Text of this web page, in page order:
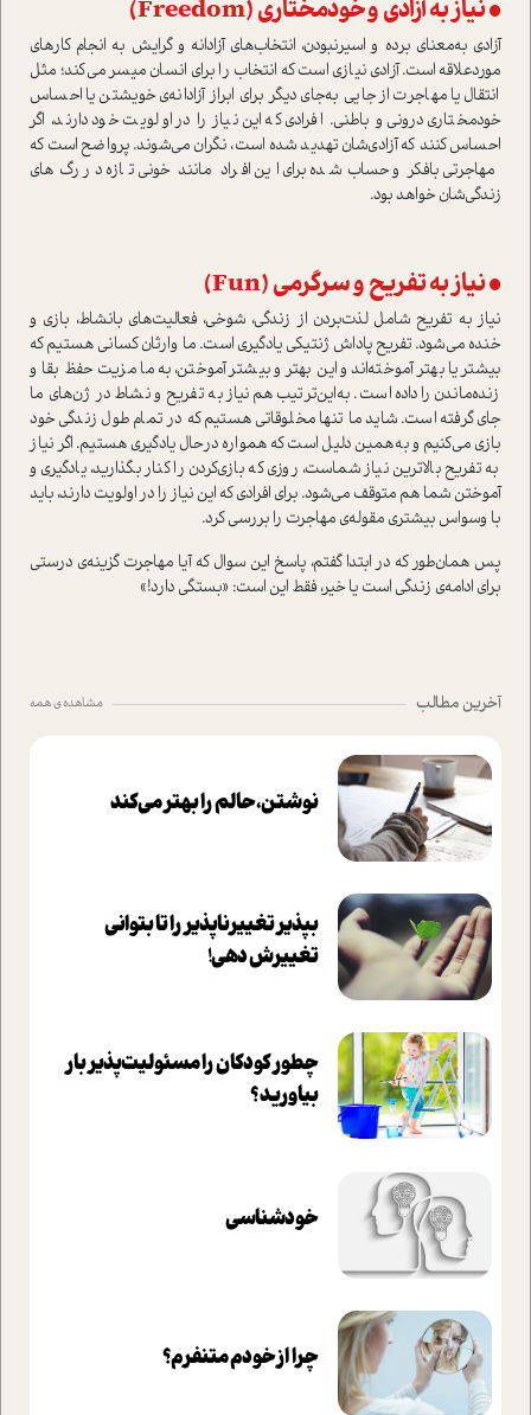
• نیاز به آزادی و خودمختاری (Freedom)
آزادی به‌معنای برده و اسیر‌نبودن، انتخاب‌های آزادانه و گرایش به انجام کارهای
موردعلاقه ا‌ست. آزادی نیازی ا‌ست که انتخاب را برای انسان میسر می‌کند؛ مثل
انتقال یا مهاجرت از جایی به‌جای دیگر برای ابراز آزادانه‌ی خویشتن یا احساس
خودمختاری درونی و باطنی. افرادی که این نیاز را در اولویت خود دارند‌، اگر
احساس کنند که آزادی‌شان تهدید شده ا‌ست، نگران می‌شوند. پرواضح ا‌ست که
مهاجرتی بافکر و حساب‌شده برای این افراد مانند خونی تازه در رگ‌های
زندگی‌شان خواهد بود.
• نیاز به تفریح و سرگرمی (Fun)
نیاز به تفریح شامل لذت‌بردن از زندگی‌، شوخی، فعالیت‌های بانشاط، بازی و
خنده می‌شود. تفریح پاداش ژنتیکی یادگیری ا‌ست. ما وارثان کسانی هستیم که
بیشتر یا بهتر آموخته‌اند و این بهتر و بیشتر آموختن، به ما مزیت حفظ بقا و
زنده‌ماندن را داده ا‌ست. به‌این‌ترتیب هم نیاز به تفریح و نشاط در ژن‌های ما
جای گرفته ا‌ست. شاید ما تنها مخلوقاتی هستیم که در تمام طول زندگی خود
بازی می‌کنیم و به‌همین دلیل ا‌ست که همواره در‌حال یادگیری هستیم. اگر نیاز
به تفریح بالاترین نیاز شما‌ست، روزی که بازی‌کردن را کنار بگذارید، یادگیری و
آموختن شما هم متوقف می‌شود. برای افرادی که این نیاز را در اولویت دارند‌، باید
با وسواس بیشتری مقوله‌ی مهاجرت را بررسی کرد.
پس همان‌طور که در ابتدا گفتم، پاسخ این سوال که آیا مهاجرت گزینه‌ی درستی
برای ادامه‌ی زندگی ا‌ست یا خیر، فقط این ا‌ست: «بستگی دارد!»
آخرین مطالب مشاهده ی همه
نوشتن، حالم را بهتر می‌کند
بپذير تغييرناپذير را تا بتواني
تغييرش دهي!‏
چطور کودکان را مسئولیت‌پذیر بار
بیاورید؟
خودشناسی
چرا از خودم متنفرم؟